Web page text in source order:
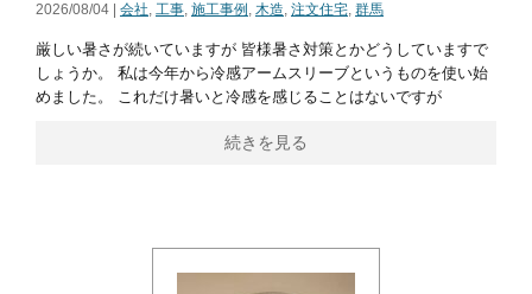
2026/08/04 | 会社, 工事, 施工事例 , 木造, 注文住宅, 群馬
厳しい暑さが続いていますが 皆様暑さ対策とかどうしていますで
しょうか。 私は今年から冷感アームスリーブというものを使い始
めました。 これだけ暑いと冷感を感じることはないですが
続きを見る